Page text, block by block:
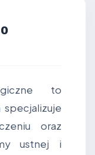
to
oraz
ustnej i